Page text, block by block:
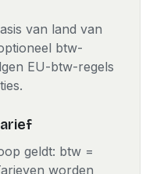
van land van
btw-
EU-btw-regels
geldt: btw =
worden